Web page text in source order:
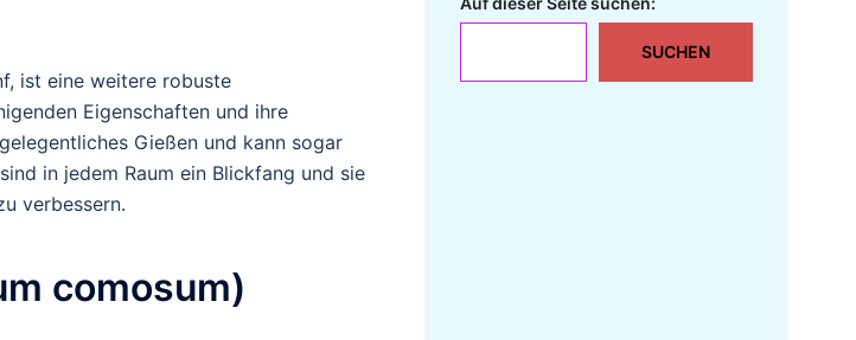
ist eine weitere robuste
Eigenschaften und ihre
Gießen und kann sogar
in jedem Raum ein Blickfang und sie
verbessern.
comosum)
SUCHEN